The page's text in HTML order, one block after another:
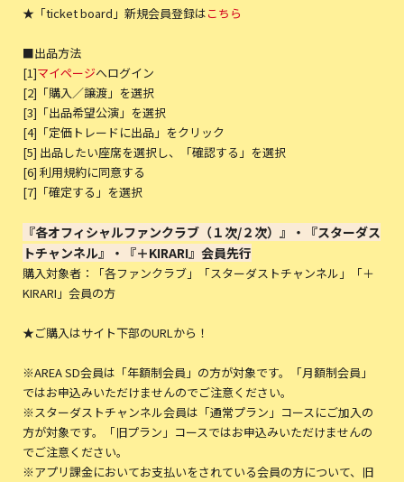
★「ticket board」新規会員登録はこちら
■出品方法
[1]マイページへログイン
[2]「購入／譲渡」を選択
[3]「出品希望公演」を選択
[4]「定価トレードに出品」をクリック
[5] 出品したい座席を選択し、「確認する」を選択
[6] 利用規約に同意する
[7]「確定する」を選択
『各オフィシャルファンクラブ（１次/２次）』・『スターダス
トチャンネル』・『＋KIRARI』会員先行
購入対象者：「各ファンクラブ」「スターダストチャンネル」「＋
KIRARI」会員の方
★ご購入はサイト下部のURLから！
※AREA SD会員は「年額制会員」の方が対象です。「月額制会員」
ではお申込みいただけませんのでご注意ください。
※スターダストチャンネル会員は「通常プラン」コースにご加入の
方が対象です。「旧プラン」コースではお申込みいただけませんの
でご注意ください。
※アプリ課金においてお支払いをされている会員の方について、旧